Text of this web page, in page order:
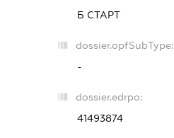
Б СТАРТ
dossier.opfSubType:
-
dossier.edrpo:
41493874